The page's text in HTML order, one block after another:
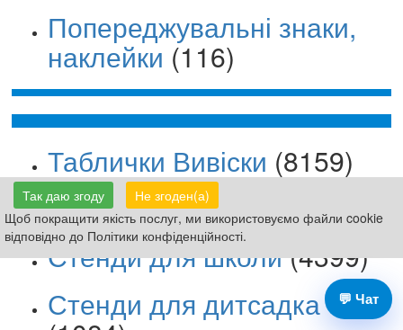
Так даю згоду
Не згоден(а)
Щоб покращити якість послуг, ми використовуємо файли cookie
відповідно до Політики конфіденційності.
Попереджувальні знаки,
наклейки (116)
Таблички Вивіски (8159)
Знаки безпеки(3151)
Стенди для школи(4399)
Стенди для дитсадка
💬 Чат